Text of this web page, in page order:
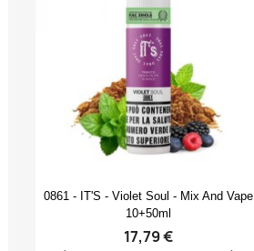
Anteprima
0861 - IT'S - Violet Soul - Mix And Vape
10+50ml
17,79 €